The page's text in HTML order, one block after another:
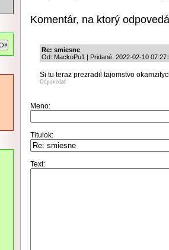
Komentár, na ktorý
Re: smiesne
Od: MackoPu1 | Pridané: 2022-02-10
Si tu teraz prezradil tajomstvo
Odpovedať
Meno:
Titulok:
Text: